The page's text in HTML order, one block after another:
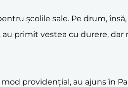
școlile sale. Pe drum,
, au primit vestea cu durere,
providențial, au ajuns în